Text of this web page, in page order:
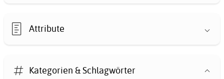
Attribute
Kategorien & Schlagwörter